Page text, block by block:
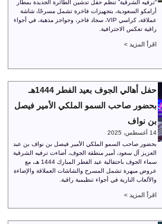
“ترفيه الشرقية” تنظم حفل تدشين الطائرة الجديدة بمطار
أرامكو السعودية، بتجهيزات فاخرة تشمل مسرحًا، شاشة
عملاقة، كراسي VIP، سجاد فاخر، وحواجز مذهبة، في أجواء
راقية تعكس الاحترافية.
اقرأ المزيد >
حفل أهالي الجوف بعيد الفطر 1444هـ
بحضور صاحب السمو الملكي الأمير فيصل
بن نواف
14 أغسطس، 2025
بحضور صاحب السمو الملكي الأمير فيصل بن نواف بن عبد
العزيز آل سعود، أمير منطقة الجوف، أضاءت ترفيه الشرقية
سماء الجوف باحتفالية عيد الفطر المبارك 1444 هـ، مع
عروض مبهرة تشمل المسرح والشاشات العملاقة والإضاءة
والألعاب النارية في أجواء تنظيمية راقية.
اقرأ المزيد >